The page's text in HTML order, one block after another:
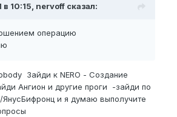
в 10:15, nervoff сказал:
операцию
Зайди к NERO - Создание
Ангион и другие проги -зайди по
и я думаю выполучите